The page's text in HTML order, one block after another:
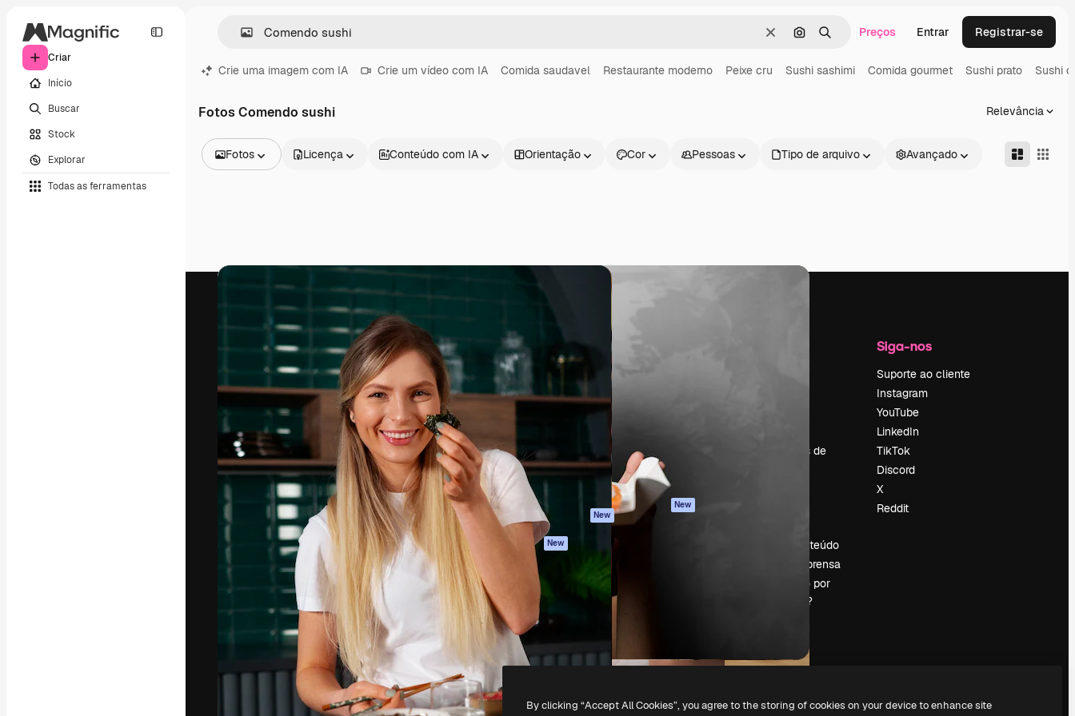
Criar
Início
Buscar
Stock
Explorar
Todas as ferramentas
LimparPesquisar por imagem
BuscarPreços Entrar Registrar-se
Crie uma imagem com IA Crie um vídeo com IA Comida saudavel Restaurante moderno Peixe cru Sushi sashimi Comida gourmet Sushi prato Sushi
Fotos Comendo sushi Relevância
Fotos
Vídeos
Clipes de vídeo
Modelos de vídeos
Ícones
Fontes
Licença Conteúdo com IA Orientação Cor Pessoas Tipo de arquivo Avançado
A plataforma criativa para você direcionar
seu melhor trabalho. Mais de 1 milhão de
assinantes entre criativos, empresas,
agências e estúdios.
Português
Produtos
Spaces
Assistente de IA
Gerador de vídeos
Texto para voz
Conteúdo de stock
MCP para
Claude/ChatGPT
New
Agentes New
App móvel
Todas as
ferramentas
Começar
condições
Política de
privacidade
Originais
New
Política de cookies
Tendências de
Vender conteúdo
Sala de imprensa
Procurando por
magnific.ai?
Siga-nos
Suporte ao cliente
Instagram
YouTube
LinkedIn
TikTok
Discord
X
Reddit
Copyright © 2010-2026Freepik Company S.L.U. Todos os direitos reservados.
By clicking “Accept All Cookies”, you agree to the storing of cookies on your device to enhance site